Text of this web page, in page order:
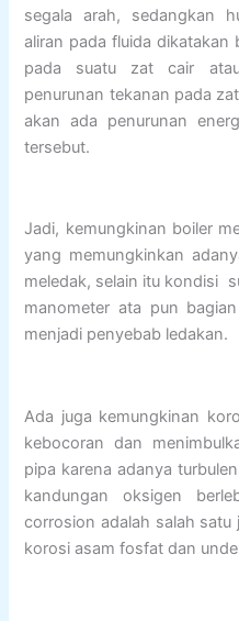
segala arah, sedangkan
aliran pada fluida
pada suatu zat cair
penurunan tekanan pada
akan ada penurunan
tersebut.
Jadi, kemungkinan boiler
yang memungkinkan
meledak, selain itu kondisi
manometer ata pun
menjadi penyebab ledakan.
Ada juga kemungkinan
kebocoran dan
pipa karena adanya
kandungan oksigen
corrosion adalah salah satu
korosi asam fosfat dan